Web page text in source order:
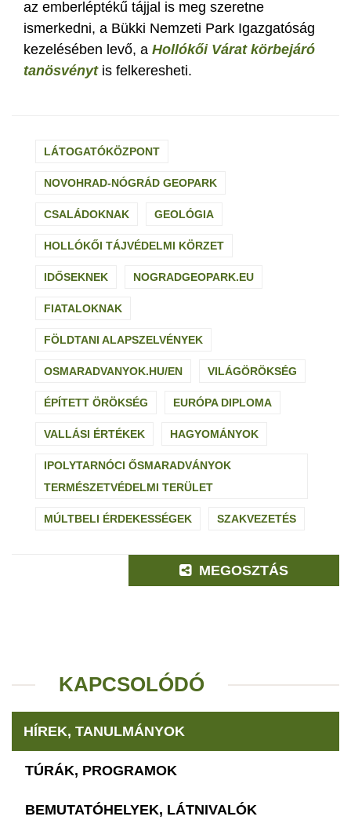
az emberléptékű tájjal is meg szeretne
ismerkedni, a Bükki Nemzeti Park Igazgatóság
kezelésében levő, a Hollókői Várat körbejáró
tanösvénytis felkeresheti.
LÁTOGATÓKÖZPONT
NOVOHRAD-NÓGRÁD GEOPARK
CSALÁDOKNAK GEOLÓGIA
HOLLÓKŐI TÁJVÉDELMI KÖRZET
IDŐSEKNEK NOGRADGEOPARK.EU
FIATALOKNAK
FÖLDTANI ALAPSZELVÉNYEK
OSMARADVANYOK.HU/EN VILÁGÖRÖKSÉG
ÉPÍTETT ÖRÖKSÉG EURÓPA DIPLOMA
VALLÁSI ÉRTÉKEK HAGYOMÁNYOK
IPOLYTARNÓCI ŐSMARADVÁNYOK
TERMÉSZETVÉDELMI TERÜLET
MÚLTBELI ÉRDEKESSÉGEK SZAKVEZETÉS
MEGOSZTÁS
KAPCSOLÓDÓ
HÍREK, TANULMÁNYOK
TÚRÁK, PROGRAMOK
BEMUTATÓHELYEK, LÁTNIVALÓK